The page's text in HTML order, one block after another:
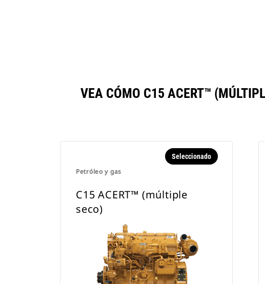
VEA CÓMO C15 ACERT™
Petróleo y gas
Seleccionado
C15 ACERT™ (múltiple
seco)